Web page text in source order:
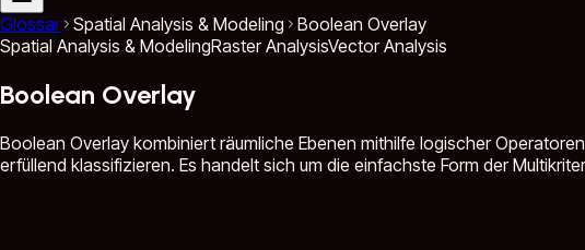
Glossar Spatial Analysis & Modeling
Boolean Overlay
Spatial Analysis & ModelingRaster AnalysisVector Analysis
Boolean Overlay
Boolean Overlay kombiniert räumliche Ebenen mithilfe logischer
erfüllend klassifizieren. Es handelt sich um die einfachste Form der